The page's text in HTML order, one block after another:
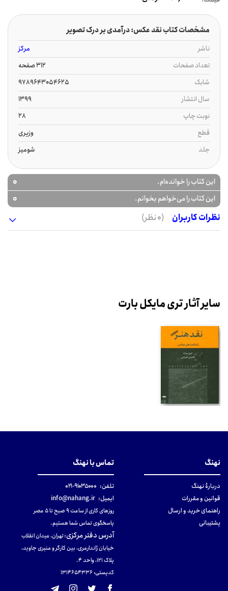
مشخصات کتاب نقد عکس: درآمدی بر درک تصویر
ناشر
مرکز
تعداد صفحات
312 صفحه
شابک
9789643054625
سال انتشار
1399
نوبت چاپ
28
قطع
وزیری
جلد
شومیز
این کتاب را خوانده‌ام. 0
این کتاب را می‌خواهم بخوانم.
0
نظرات کاربران
(0 نظر)
سایر آثار تری مایکل بارت
نهنگ
دربارهٔ نهنگ
قوانین و مقررات
راهنمای خرید و ارسال
پشتیبانی
تماس با نهنگ
تلفن: ۹۱۰۳۵۰۰۰-۰۲۱
ایمیل: info@nahang.ir
روزهای کاری از ساعت ۹ صبح تا ۵ عصر
پاسخگوی تماس شما هستیم.
آدرس دفتر مرکزی:تهران، میدان انقلاب
خیابان ژاندارمری، بین کارگر و منیری جاوید،
پلاک 121، واحد ۴.
کدپستی: 131465433۶